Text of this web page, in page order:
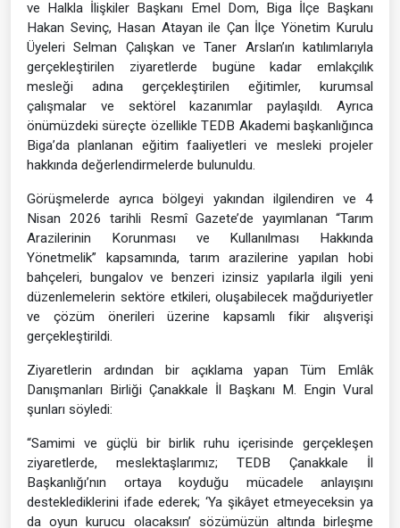
ve Halkla İlişkiler Başkanı Emel Dom, Biga İlçe Başkanı
Hakan Sevinç, Hasan Atayan ile Çan İlçe Yönetim Kurulu
Üyeleri Selman Çalışkan ve Taner Arslan’ın katılımlarıyla
gerçekleştirilen ziyaretlerde bugüne kadar emlakçılık
mesleği adına gerçekleştirilen eğitimler, kurumsal
çalışmalar ve sektörel kazanımlar paylaşıldı. Ayrıca
önümüzdeki süreçte özellikle TEDB Akademi başkanlığınca
Biga’da planlanan eğitim faaliyetleri ve mesleki projeler
hakkında değerlendirmelerde bulunuldu.
Görüşmelerde ayrıca bölgeyi yakından ilgilendiren ve 4
Nisan 2026 tarihli Resmî Gazete’de yayımlanan “Tarım
Arazilerinin Korunması ve Kullanılması Hakkında
Yönetmelik” kapsamında, tarım arazilerine yapılan hobi
bahçeleri, bungalov ve benzeri izinsiz yapılarla ilgili yeni
düzenlemelerin sektöre etkileri, oluşabilecek mağduriyetler
ve çözüm önerileri üzerine kapsamlı fikir alışverişi
gerçekleştirildi.
Ziyaretlerin ardından bir açıklama yapan Tüm Emlâk
Danışmanları Birliği Çanakkale İl Başkanı M. Engin Vural
şunları söyledi:
“Samimi ve güçlü bir birlik ruhu içerisinde gerçekleşen
ziyaretlerde, meslektaşlarımız; TEDB Çanakkale İl
Başkanlığı’nın ortaya koyduğu mücadele anlayışını
desteklediklerini ifade ederek; ‘Ya şikâyet etmeyeceksin ya
da oyun kurucu olacaksın’ sözümüzün altında birleşme